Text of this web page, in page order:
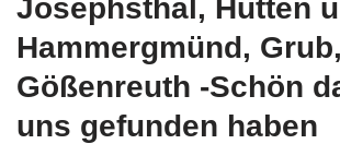
Josephsthal, Hütten
Hammergmünd, Grub,
Gößenreuth -Schön
uns gefunden haben